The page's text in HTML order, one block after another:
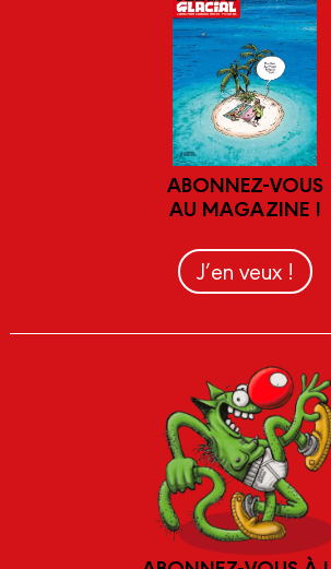
ABONNEZ-VOUS
AU MAGAZINE !
J’en veux !